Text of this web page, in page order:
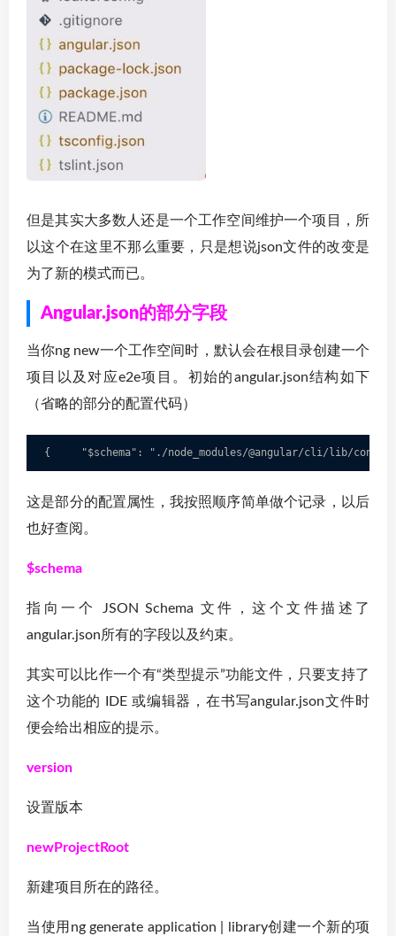
但是其实大多数人还是一个工作空间维护一个项目，所
以这个在这里不那么重要，只是想说json文件的改变是
为了新的模式而已。
Angular.json的部分字段
当你ng new一个工作空间时，默认会在根目录创建一个
项目以及对应e2e项目。初始的angular.json结构如下
（省略的部分的配置代码）
{     "$schema": "./node_modules/@angular/cli/
这是部分的配置属性，我按照顺序简单做个记录，以后
也好查阅。
$schema
指向一个 JSON Schema 文件，这个文件描述了
angular.json所有的字段以及约束。
其实可以比作一个有“类型提示”功能文件，只要支持了
这个功能的 IDE 或编辑器，在书写angular.json文件时
便会给出相应的提示。
version
设置版本
newProjectRoot
新建项目所在的路径。
当使用ng generate application | library创建一个新的项